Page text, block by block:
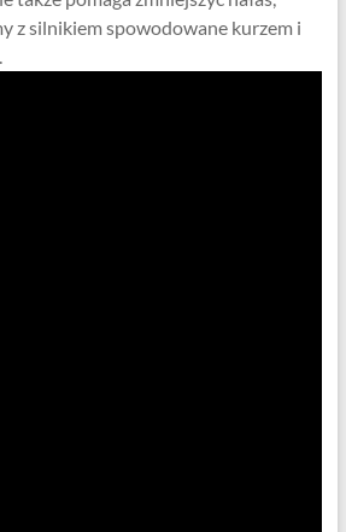
z silnikiem spowodowane kurzem i